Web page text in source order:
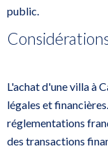
public.
L'achat d'une villa à
légales et
réglementations
des transactions